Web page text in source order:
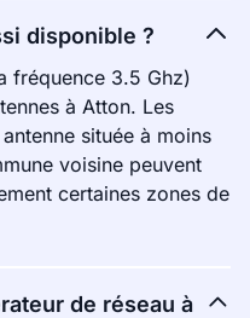
disponible ?
fréquence 3.5 Ghz)
à Atton. Les
située à moins
voisine peuvent
certaines zones de
de réseau à